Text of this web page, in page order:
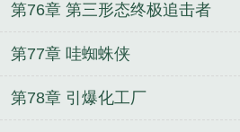
第76章 第三形态终极追击者
第77章 哇蜘蛛侠
第78章 引爆化工厂